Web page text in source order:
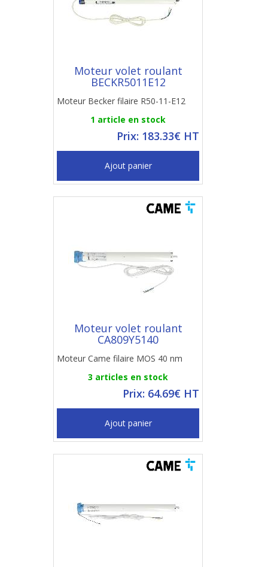
Moteur volet roulant
BECKR5011E12
Moteur Becker filaire R50-11-E12
1 article en stock
Prix: 183.33€ HT
Ajout panier
Moteur volet roulant
CA809Y5140
Moteur Came filaire MOS 40 nm
3 articles en stock
Prix: 64.69€ HT
Ajout panier